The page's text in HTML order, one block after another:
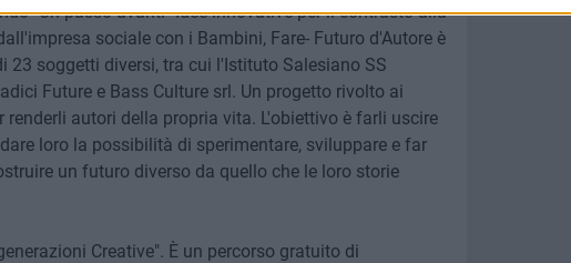
"Un passo avanti" Idee innovative per il contrasto alla
sociale con i Bambini, Fare- Futuro d'Autore è
23 soggetti diversi, tra cui l'Istituto Salesiano SS
Future e Bass Culture srl. Un progetto rivolto ai
autori della propria vita. L'obiettivo è farli uscire
loro la possibilità di sperimentare, sviluppare e far
un futuro diverso da quello che le loro storie
Creative". È un percorso gratuito di